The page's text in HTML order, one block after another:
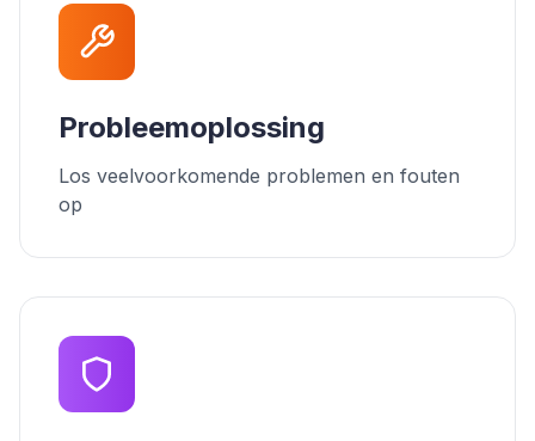
Probleemoplossing
Los veelvoorkomende problemen en fouten
op